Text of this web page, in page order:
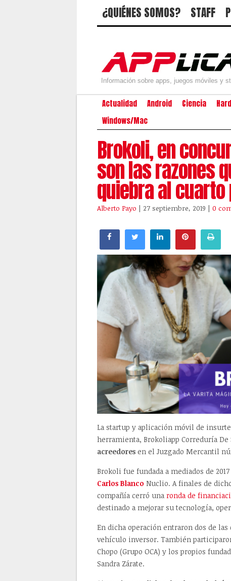
¿QUIÉNES SOMOS? STAFF
Información sobre apps, juegos móviles y
Actualidad Android Ciencia
Windows/Mac
Brokoli, en
son las razones
quiebra al
Alberto Payo | 27 septiembre, 2019 | 0
La startup y aplicación móvil de
herramienta, Brokoliapp Correduría
acreedores en el Juzgado Mercantil
Brokoli fue fundada a mediados de
Carlos Blanco Nuclio. A finales de
compañía cerró una ronda de
destinado a mejorar su tecnología,
En dicha operación entraron dos de
vehículo inversor. También
Chopo (Grupo OCA) y los propios
Sandra Zárate.